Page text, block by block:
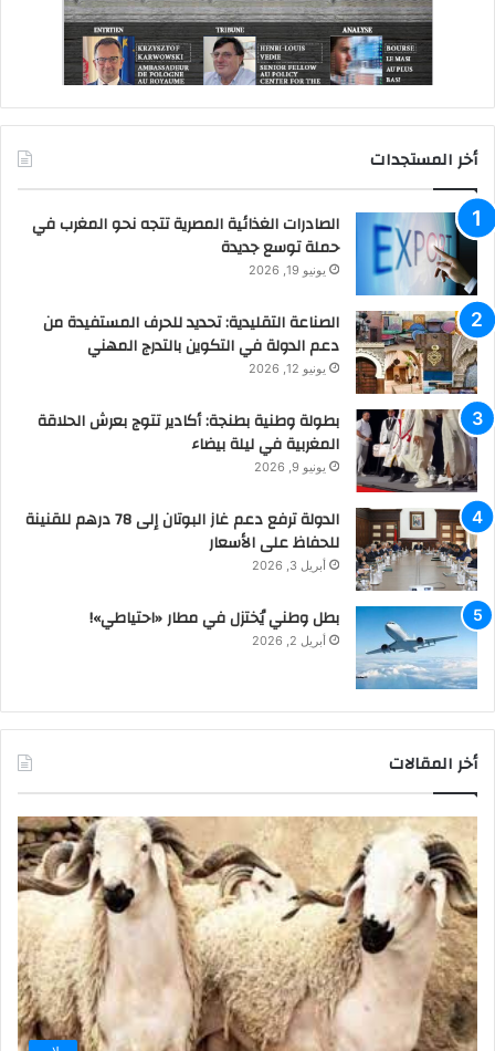
أخر المستجدات
الصادرات الغذائية المصرية تتجه نحو المغرب في
حملة توسع جديدة
يونيو 19, 2026
الصناعة التقليدية: تحديد للحرف المستفيدة من
دعم الدولة في التكوين بالتدرج المهني
يونيو 12, 2026
بطولة وطنية بطنجة: أكادير تتوج بعرش الحلاقة
المغربية في ليلة بيضاء
يونيو 9, 2026
الدولة ترفع دعم غاز البوتان إلى 78 درهم للقنينة
للحفاظ على الأسعار
أبريل 3, 2026
بطل وطني يُختزل في مطار «احتياطي»!
أبريل 2, 2026
أخر المقالات